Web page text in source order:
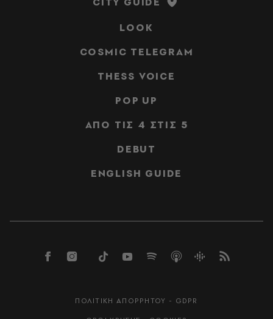
LOOK
COSMIC TELEGRAM
THESS VOICE
POP UP
ΑΠΟ ΤΙΣ 4 ΣΤΙΣ 5
DEBUT
ENGLISH GUIDE
ΠΟΛΙΤΙΚΗ ΑΠΟΡΡΗΤΟΥ - GDPR